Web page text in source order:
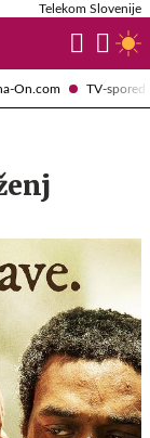
On.com TV-spored
Telekom Slovenije